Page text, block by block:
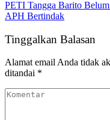
PETI Tangga Barito
APH Bertindak
Tinggalkan Balasan
Alamat email Anda tidak
ditandai *